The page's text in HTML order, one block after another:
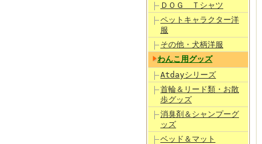
ＤＯＧ Ｔシャツ
ペットキャラクター洋
服
その他・犬柄洋服
わんこ用グッズ
Atdayシリーズ
首輪＆リード類・お散
歩グッズ
消臭剤＆シャンプーグ
ッズ
ベッド＆マット